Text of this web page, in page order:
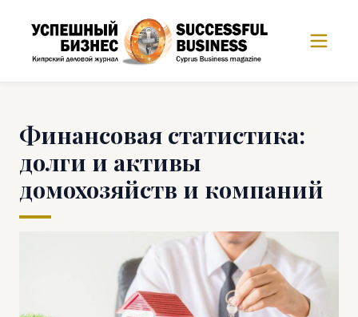
Финансовая статистика:
долги и активы
домохозяйств и компаний